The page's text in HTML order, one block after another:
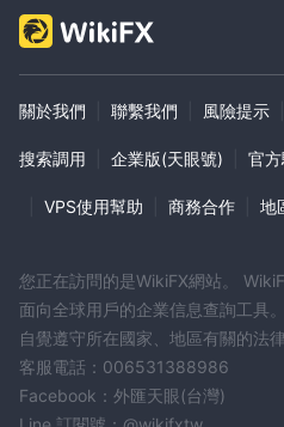
關於我們 聯繫我們 風險提示
搜索調用 企業版(天眼號) 官
VPS使用幫助 商務合作 地
您正在訪問的是WikiFX網站。
面向全球用戶的企業信息查詢工具
自覺遵守所在國家、地區有關的法律
客服電話：006531388986
Facebook：外匯天眼(台灣)